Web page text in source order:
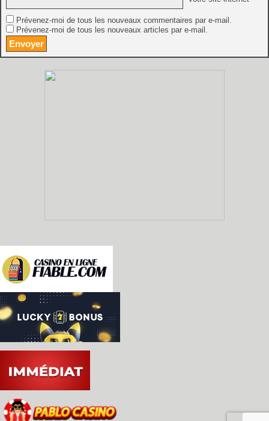
Prévenez-moi de tous les nouveaux commentaires par e-mail.
Prévenez-moi de tous les nouveaux articles par e-mail.